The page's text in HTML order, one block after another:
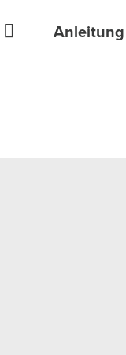
Anleitung